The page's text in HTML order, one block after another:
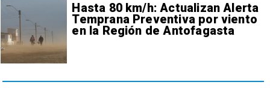
Hasta 80 km/h: Actualizan Alerta
Temprana Preventiva por viento
en la Región de Antofagasta